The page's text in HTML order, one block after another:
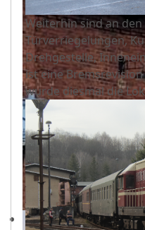
Weiterhin sind an den
Türverriegelungen,
Drehgestelle,
ist eine
wurde diesmal die